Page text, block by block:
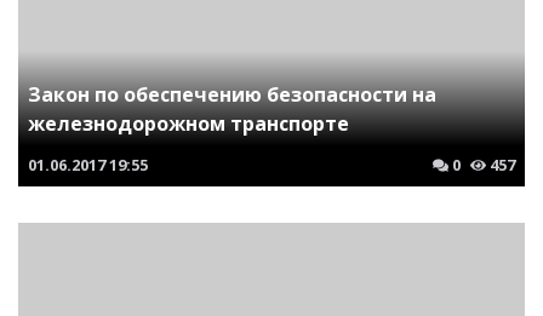
Закон по обеспечению безопасности на
железнодорожном транспорте
01.06.201719:55 0 457